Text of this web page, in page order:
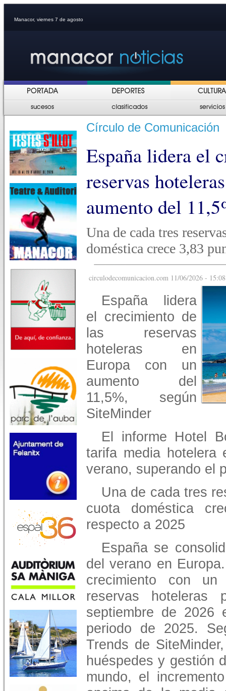
Manacor, viernes 7 de agosto
Círculo de Comunicación
España lidera el
reservas
aumento del
Una de cada tres
doméstica crece 3,83
circulodecomunicacion.com 11/06/2026 -
España lidera
el crecimiento de
las reservas
hoteleras en
Europa con un
aumento del
11,5%, según
SiteMinder
El informe Hotel
tarifa media hotelera
verano, superando el
Una de cada tres
cuota doméstica
respecto a 2025
España se
del verano en
crecimiento con
reservas
septiembre de 2026
periodo de 2025.
Trends de
huéspedes y gestión
mundo, el